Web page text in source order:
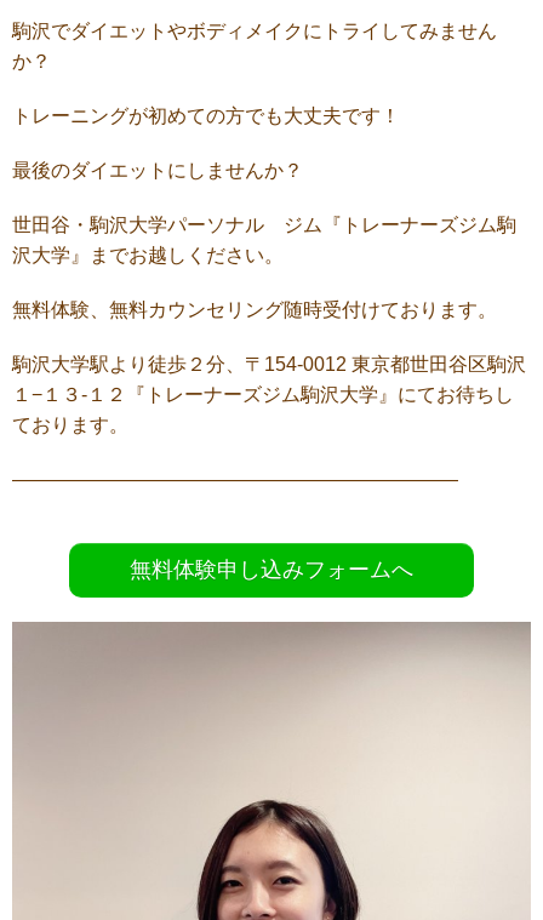
駒沢でダイエットやボディメイクにトライしてみません
か？
トレーニングが初めての方でも大丈夫です！
最後のダイエットにしませんか？
世田谷・駒沢大学パーソナル ジム『トレーナーズジム駒
沢大学』までお越しください。
無料体験、無料カウンセリング随時受付けております。
駒沢大学駅より徒歩２分、〒154-0012 東京都世田谷区駒沢
１−１３-１２『トレーナーズジム駒沢大学』にてお待ちし
ております。
———————————————————————
無料体験申し込みフォームへ